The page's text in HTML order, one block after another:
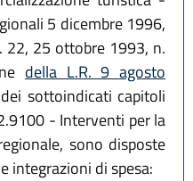
5 dicembre 1996,
22, 25 ottobre 1993, n.
della L.R. 9 agosto
sottoindicati capitoli
- Interventi per la
sono disposte
integrazioni di spesa: